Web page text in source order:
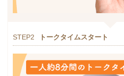
STEP2 トークタイムスタート